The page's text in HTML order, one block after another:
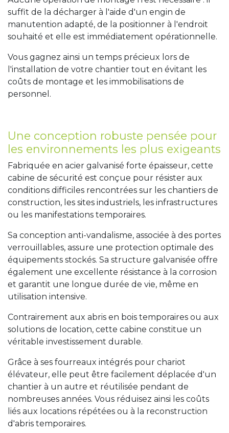
suffit de la décharger à l'aide d'un engin de
manutention adapté, de la positionner à l'endroit
souhaité et elle est immédiatement opérationnelle.
Vous gagnez ainsi un temps précieux lors de
l'installation de votre chantier tout en évitant les
coûts de montage et les immobilisations de
personnel.
Une conception robuste pensée pour
les environnements les plus exigeants
Fabriquée en acier galvanisé forte épaisseur, cette
cabine de sécurité est conçue pour résister aux
conditions difficiles rencontrées sur les chantiers de
construction, les sites industriels, les infrastructures
ou les manifestations temporaires.
Sa conception anti-vandalisme, associée à des portes
verrouillables, assure une protection optimale des
équipements stockés. Sa structure galvanisée offre
également une excellente résistance à la corrosion
et garantit une longue durée de vie, même en
utilisation intensive.
Contrairement aux abris en bois temporaires ou aux
solutions de location, cette cabine constitue un
véritable investissement durable.
Grâce à ses fourreaux intégrés pour chariot
élévateur, elle peut être facilement déplacée d'un
chantier à un autre et réutilisée pendant de
nombreuses années. Vous réduisez ainsi les coûts
liés aux locations répétées ou à la reconstruction
d'abris temporaires.